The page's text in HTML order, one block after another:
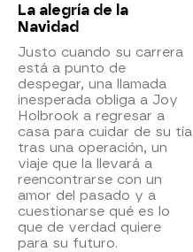
La alegría de la
Navidad
Justo cuando su carrera
está a punto de
despegar, una llamada
inesperada obliga a Joy
Holbrook a regresar a
casa para cuidar de su tía
tras una operación, un
viaje que la llevará a
reencontrarse con un
amor del pasado y a
cuestionarse qué es lo
que de verdad quiere
para su futuro.